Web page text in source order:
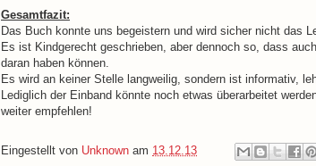
Gesamtfazit:
Das Buch konnte uns begeistern und wird sicher nicht das
Es ist Kindgerecht geschrieben, aber dennoch so, dass
daran haben können.
Es wird an keiner Stelle langweilig, sondern ist informativ,
Lediglich der Einband könnte noch etwas überarbeitet
weiter empfehlen!
Eingestellt von Unknown am 13.12.13